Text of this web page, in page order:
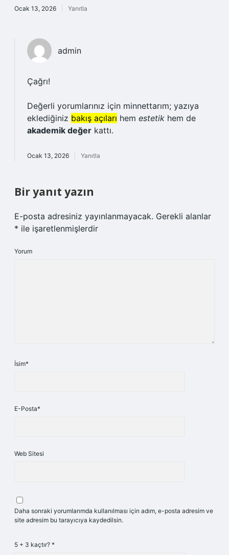
Ocak 13, 2026 Yanıtla
admin
Çağrı!
Değerli yorumlarınız için minnettarım; yazıya
eklediğiniz bakış açıları hem estetik hem de
akademik değer kattı.
Ocak 13, 2026 Yanıtla
Bir yanıt yazın
E-posta adresiniz yayınlanmayacak. Gerekli alanlar
* ile işaretlenmişlerdir
Yorum
İsim*
E-Posta*
Web Sitesi
Daha sonraki yorumlarımda kullanılması için adım, e-posta adresim ve
site adresim bu tarayıcıya kaydedilsin.
5 + 3 kaçtır? *